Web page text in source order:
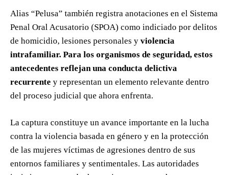
Alias “Pelusa” también registra anotaciones en el Sistema
Penal Oral Acusatorio (SPOA) como indiciado por delitos
de homicidio, lesiones personales y violencia
intrafamiliar. Para los organismos de seguridad, estos
antecedentes reflejan una conducta delictiva
recurrente y representan un elemento relevante dentro
del proceso judicial que ahora enfrenta.
La captura constituye un avance importante en la lucha
contra la violencia basada en género y en la protección
de las mujeres víctimas de agresiones dentro de sus
entornos familiares y sentimentales. Las autoridades